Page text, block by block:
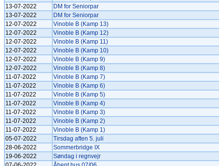
13-07-2022
DM for Seniorpar
13-07-2022
DM for Seniorpar
12-07-2022
Vinoble B (Kamp 13)
12-07-2022
Vinoble B (Kamp 12)
12-07-2022
Vinoble B (Kamp 11)
12-07-2022
Vinoble B (Kamp 10)
12-07-2022
Vinoble B (Kamp 9)
12-07-2022
Vinoble B (Kamp 8)
11-07-2022
Vinoble B (Kamp 7)
11-07-2022
Vinoble B (Kamp 6)
11-07-2022
Vinoble B (Kamp 5)
11-07-2022
Vinoble B (Kamp 4)
11-07-2022
Vinoble B (Kamp 3)
11-07-2022
Vinoble B (Kamp 2)
11-07-2022
Vinoble B (Kamp 1)
05-07-2022
Tirsdag aften 5. juli
28-06-2022
Sommerbridge IX
19-06-2022
Søndag i regnvejr